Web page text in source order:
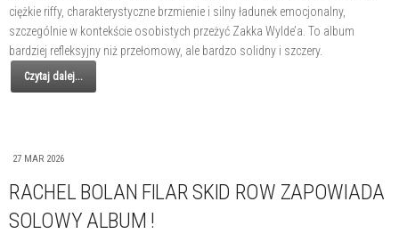
ciężkie riffy, charakterystyczne brzmienie i silny ładunek emocjonalny,
szczególnie w kontekście osobistych przeżyć Zakka Wylde’a. To album
bardziej refleksyjny niż przełomowy, ale bardzo solidny i szczery.
Czytaj dalej...
27 MAR 2026
RACHEL BOLAN FILAR SKID ROW ZAPOWIADA
SOLOWY ALBUM !